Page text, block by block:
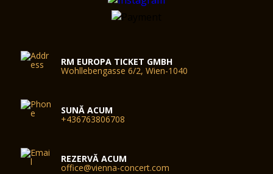
RM EUROPA TICKET GMBH
Wohllebengasse 6/2, Wien-1040
SUNĂ ACUM
+436763806708
REZERVĂ ACUM
office@vienna-concert.com